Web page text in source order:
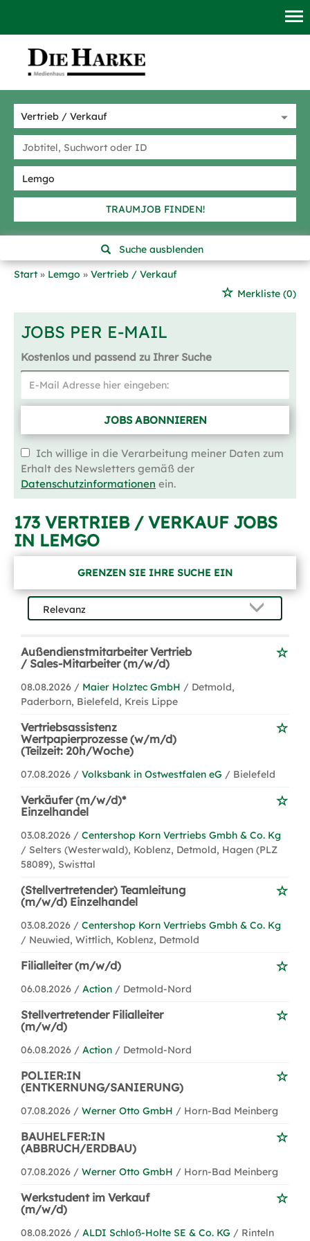
TRAUMJOB FINDEN!
Suche ausblenden
Start
Lemgo
Vertrieb / Verkauf
Merkliste (0)
JOBS PER E-MAIL
Kostenlos und passend zu Ihrer Suche
JOBS ABONNIEREN
Ich willige in die Verarbeitung meiner Daten zum
Erhalt des Newsletters gemäß der
Datenschutzinformationen ein.
173 VERTRIEB / VERKAUF JOBS
IN LEMGO
GRENZEN SIE IHRE SUCHE EIN
Außendienstmitarbeiter Vertrieb
/ Sales-Mitarbeiter (m/w/d)
08.08.2026 / Maier Holztec GmbH / Detmold,
Paderborn, Bielefeld, Kreis Lippe
Vertriebsassistenz
Wertpapierprozesse (w/m/d)
(Teilzeit: 20h/Woche)
07.08.2026 / Volksbank in Ostwestfalen eG / Bielefeld
Verkäufer (m/w/d)*
Einzelhandel
03.08.2026 / Centershop Korn Vertriebs Gmbh & Co. Kg
/ Selters (Westerwald), Koblenz, Detmold, Hagen (PLZ
58089), Swisttal
(Stellvertretender) Teamleitung
(m/w/d) Einzelhandel
03.08.2026 / Centershop Korn Vertriebs Gmbh & Co. Kg
/ Neuwied, Wittlich, Koblenz, Detmold
Filialleiter (m/w/d)
06.08.2026 / Action / Detmold-Nord
Stellvertretender Filialleiter
(m/w/d)
06.08.2026 / Action / Detmold-Nord
POLIER:IN
(ENTKERNUNG/SANIERUNG)
07.08.2026 / Werner Otto GmbH / Horn-Bad Meinberg
BAUHELFER:IN
(ABBRUCH/ERDBAU)
07.08.2026 / Werner Otto GmbH / Horn-Bad Meinberg
Werkstudent im Verkauf
(m/w/d)
08.08.2026 / ALDI Schloß-Holte SE & Co. KG / Rinteln